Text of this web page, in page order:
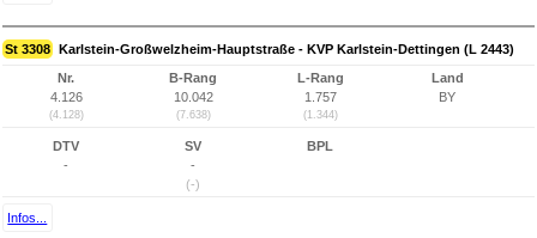
St 3308 Karlstein-Großwelzheim-Hauptstraße - KVP Karlstein-Dettingen (L 2443)
Nr.
4.126
(4.128)
B-Rang
10.042
(7.638)
L-Rang
1.757
(1.344)
Land
BY
DTV
-
SV
-
(-)
BPL
Infos...